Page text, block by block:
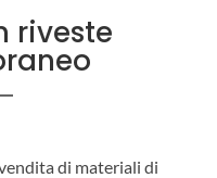
riveste
di materiali di